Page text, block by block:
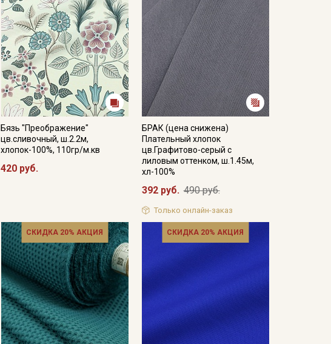
Бязь "Преображение"
цв.сливочный, ш.2.2м,
хлопок-100%, 110гр/м.кв
420 руб.
БРАК (цена снижена)
Плательный хлопок
цв.Графитово-серый с
лиловым оттенком, ш.1.45м,
хл-100%
392 руб. 490 руб.
Только онлайн-заказ
СКИДКА 20% АКЦИЯ СКИДКА 20% АКЦИЯ